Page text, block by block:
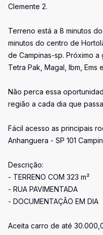
Clemente 2.
Terreno está a 8 minutos
minutos do centro de
de Campinas-sp. Próximo
Tetra Pak, Magal, Ibm, Ems
Não perca essa
região a cada dia que
Fácil acesso as principais
Anhanguera - SP 101
Descrição:
- TERRENO COM 323 m²
- RUA PAVIMENTADA
- DOCUMENTAÇÃO EM DIA
Aceita carro de até